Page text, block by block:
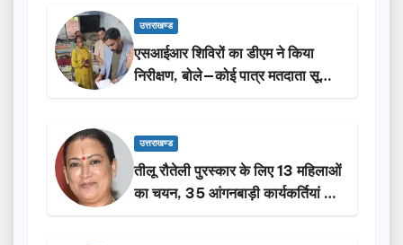
उत्तराखण्ड
एसआईआर शिविरों का डीएम ने किया
निरीक्षण, बोले—कोई पात्र मतदाता सूची
से न छूटे…
उत्तराखण्ड
तीलू रौतेली पुरस्कार के लिए 13 महिलाओं
का चयन, 35 आंगनबाड़ी कार्यकर्तियां भी
होंगी सम्मानित…